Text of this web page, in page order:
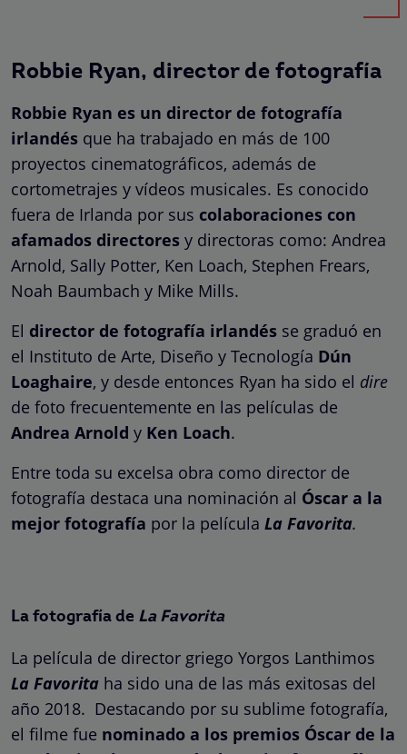
Robbie Ryan, director de fotografía
Robbie Ryan es un director de fotografía
irlandés que ha trabajado en más de 100
proyectos cinematográficos, además de
cortometrajes y vídeos musicales. Es conocido
fuera de Irlanda por sus colaboraciones con
afamados directores y directoras como: Andrea
Arnold, Sally Potter, Ken Loach, Stephen Frears,
Noah Baumbach y Mike Mills.
El director de fotografía irlandés se graduó en
el Instituto de Arte, Diseño y Tecnología Dún
Loaghaire, y desde entonces Ryan ha sido el dire
de foto frecuentemente en las películas de
Andrea Arnold y Ken Loach.
Entre toda su excelsa obra como director de
fotografía destaca una nominación al Óscar a la
mejor fotografía por la película La Favorita.
La fotografía de La Favorita
La película de director griego Yorgos Lanthimos
La Favorita ha sido una de las más exitosas del
año 2018. Destacando por su sublime fotografía,
el filme fue nominado a los premios Óscar de la